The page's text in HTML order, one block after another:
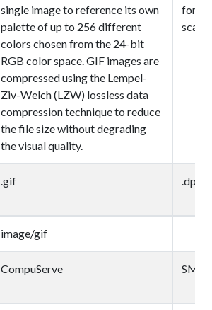
single image to reference its own
palette of up to 256 different
colors chosen from the 24-bit
RGB color space. GIF images are
compressed using the Lempel-
Ziv-Welch (LZW) lossless data
compression technique to reduce
the file size without degrading
the visual quality.
for
.gif .dpx
image/gif
CompuServe